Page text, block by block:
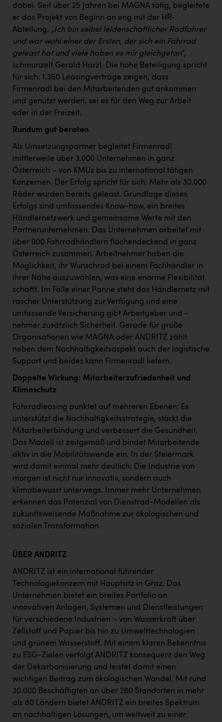
Dopgas
kunden basics
kontakt
dabei. Seit über 25 Jahren bei MAGNA tätig, begleitete
er das Projekt von Beginn an eng mit der HR-
Abteilung. „Ich bin selbst leidenschaftlicher Radfahrer
und war wohl einer der Ersten, der sich ein Fahrrad
geleast hat und viele haben es mir gleichgetan“,
schmunzelt Gerald Harzl. Die hohe Beteiligung spricht
für sich: 1.350 Leasingverträge zeigen, dass
Firmenradl bei den Mitarbeitenden gut ankommen
und genutzt werden, sei es für den Weg zur Arbeit
oder in der Freizeit.
Rundum gut beraten
Als Umsetzungspartner begleitet Firmenradl
mittlerweile über 3.000 Unternehmen in ganz
Österreich – von KMUs bis zu international tätigen
Konzernen. Der Erfolg spricht für sich: Mehr als 30.000
Räder wurden bereits geleast. Grundlage dieses
Erfolgs sind umfassendes Know-how, ein breites
Händlernetzwerk und gemeinsame Werte mit den
Partnerunternehmen. Das Unternehmen arbeitet mit
über 900 Fahrradhändlern flächendeckend in ganz
Österreich zusammen. Arbeitnehmer haben die
Möglichkeit, ihr Wunschrad bei einem Fachhändler in
ihrer Nähe auszuwählen, was eine enorme Flexibilität
schafft. Im Falle einer Panne steht das Händlernetz mit
rascher Unterstützung zur Verfügung und eine
umfassende Versicherung gibt Arbeitgeber und -
nehmer zusätzlich Sicherheit. Gerade für große
Organisationen wie MAGNA oder ANDRITZ zählt
neben dem Nachhaltigkeitsaspekt auch der logistische
Support und beides kann Firmenradl liefern.
Doppelte Wirkung: Mitarbeiterzufriedenheit und
Klimaschutz
Fahrradleasing punktet auf mehreren Ebenen: Es
unterstützt die Nachhaltigkeitsstrategie, stärkt die
Mitarbeiterbindung und verbessert die Gesundheit.
Das Modell ist zeitgemäß und bindet Mitarbeitende
aktiv in die Mobilitätswende ein. In der Steiermark
wird damit einmal mehr deutlich: Die Industrie von
morgen ist nicht nur innovativ, sondern auch
klimabewusst unterwegs. Immer mehr Unternehmen
erkennen das Potenzial von Dienstrad-Modellen als
zukunftsweisende Maßnahme zur ökologischen und
sozialen Transformation.
ÜBER ANDRITZ
ANDRITZ ist ein international führender
Technologiekonzern mit Hauptsitz in Graz. Das
Unternehmen bietet ein breites Portfolio an
innovativen Anlagen, Systemen und Dienstleistungen
für verschiedene Industrien – von Wasserkraft über
Zellstoff und Papier bis hin zu Umwelttechnologien
und grünem Wasserstoff. Mit einem klaren Bekenntnis
zu ESG-Zielen verfolgt ANDRITZ konsequent den Weg
der Dekarbonisierung und leistet damit einen
wichtigen Beitrag zum ökologischen Wandel. Mit rund
30.000 Beschäftigten an über 280 Standorten in mehr
als 80 Ländern bietet ANDRITZ ein breites Spektrum
an nachhaltigen Lösungen, um weltweit zu einer